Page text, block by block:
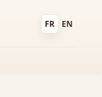
FR
Français
EN
English